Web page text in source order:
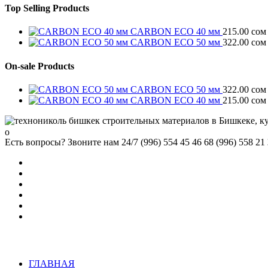
Top Selling Products
CARBON ECO 40 мм 215.00 сом
CARBON ECO 50 мм 322.00 сом
On-sale Products
CARBON ECO 50 мм 322.00 сом
CARBON ECO 40 мм 215.00 сом
Есть вопросы? Звоните нам 24/7 (996) 554 45 46 68 (996) 558 21
ГЛАВНАЯ